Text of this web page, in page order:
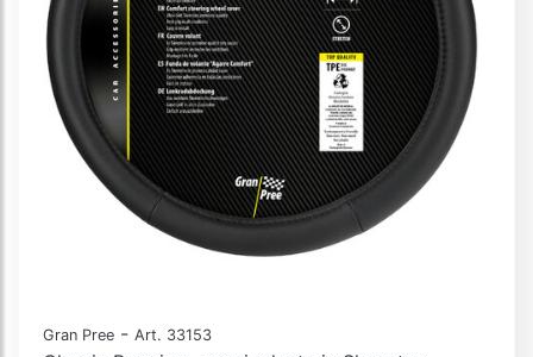
Gran Pree - Art. 33153